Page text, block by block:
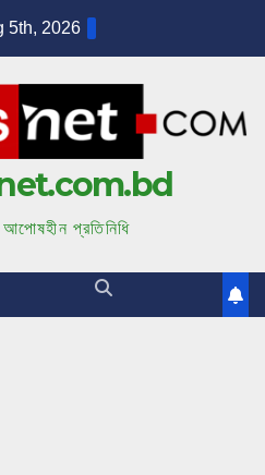
5th, 2026
আপোষহীন প্রতিনিধি